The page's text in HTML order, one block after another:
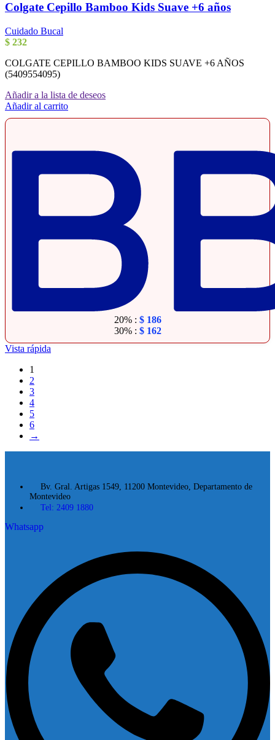
Colgate Cepillo Bamboo Kids Suave +6 años
Cuidado Bucal
$ 232
COLGATE CEPILLO BAMBOO KIDS SUAVE +6 AÑOS
(5409554095)
Añadir a la lista de deseos
Añadir al carrito
20% : $186
30% : $162
Vista rápida
1
2
3
4
5
6
→
Bv. Gral. Artigas 1549, 11200 Montevideo, Departamento de
Montevideo
Tel: 2409 1880
Whatsapp